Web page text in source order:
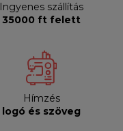
Ingyenes szállítás
35000 ft felett
Hímzés
logó és szöveg